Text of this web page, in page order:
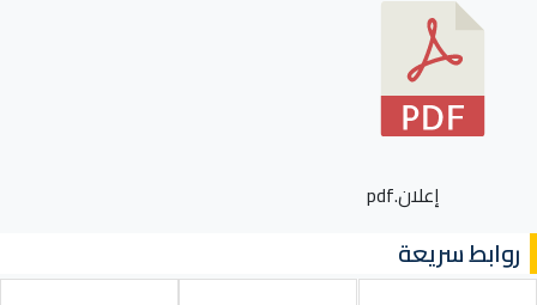
إعلان.pdf
روابط سريعة